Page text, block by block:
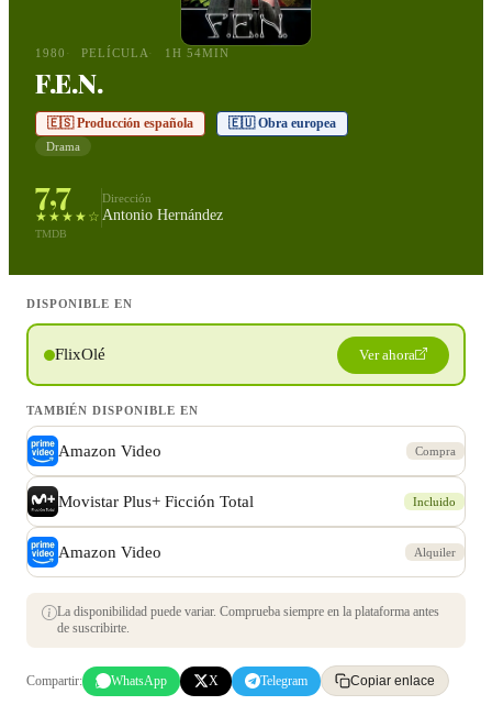
1980 PELÍCULA 1H 54MIN
F.E.N.
🇪🇸 Producción española 🇪🇺 Obra europea
Drama
7,7
★★★★☆
TMDB
Dirección
Antonio Hernández
DISPONIBLE EN
FlixOlé Ver ahora
TAMBIÉN DISPONIBLE EN
Amazon Video Compra
Movistar Plus+ Ficción Total Incluido
Amazon Video Alquiler
La disponibilidad puede variar. Comprueba siempre en la plataforma antes
de suscribirte.
Compartir: WhatsApp X Telegram Copiar enlace